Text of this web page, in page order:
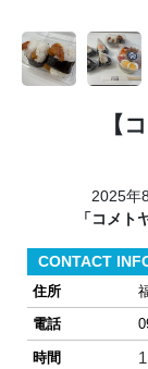
【
2025年
「コメト
CONTACT
住所
電話
時間